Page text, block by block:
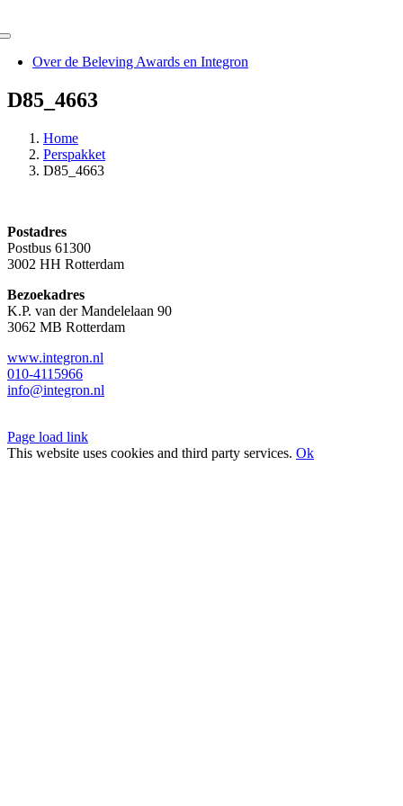
naar
Toggle
NavigationOver de Beleving Awards en Integron
D85_4663
Home
Perspakket
D85_4663
Postadres
Postbus 61300
3002 HH Rotterdam
Bezoekadres
K.P. van der Mandelelaan 90
3062 MB Rotterdam
www.integron.nl
010-4115966
info@integron.nl
Page load link
This website uses cookies and third party services. Ok